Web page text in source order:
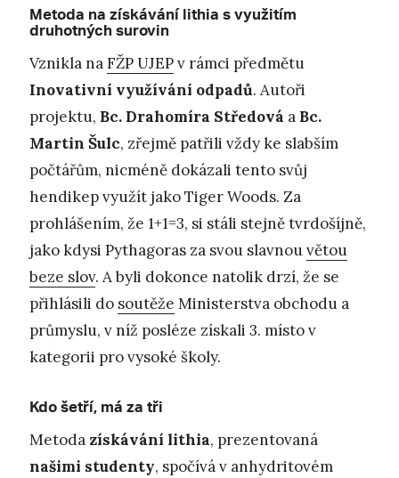
Metoda na získávání lithia s využitím
druhotných surovin
Vznikla naFŽP UJEPv rámci předmětu
Inovativní využívání odpadů. Autoři
projektu, Bc. Drahomíra Středová a Bc.
Martin Šulc, zřejmě patřili vždy ke slabším
počtářům, nicméně dokázali tento svůj
hendikep využít jako Tiger Woods. Za
prohlášením, že 1+1=3, si stáli stejně tvrdošíjně,
jako kdysi Pythagoras za svou slavnouvětou
beze slov. A byli dokonce natolik drzí, že se
přihlásili do soutěže Ministerstva obchodu a
průmyslu, v níž posléze získali 3. místo v
kategorii pro vysoké školy.
Kdo šetří, má za tři
Metoda získávání lithia, prezentovaná
našimi studenty, spočívá v anhydritovém